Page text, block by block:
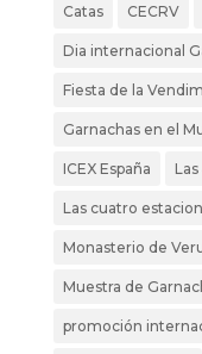
Catas CECRV
Dia internacional
Fiesta de la
Garnachas en el
ICEX España
Las cuatro
Monasterio de
Muestra de
promoción